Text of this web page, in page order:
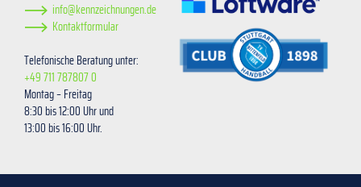
info@kennzeichnungen.de
Kontaktformular
Telefonische Beratung unter:
+49 711 787807 0
Montag – Freitag
8:30 bis 12:00 Uhr und
13:00 bis 16:00 Uhr.